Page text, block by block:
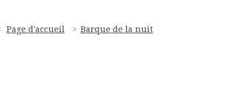
Page d'accueil Barque de la nuit